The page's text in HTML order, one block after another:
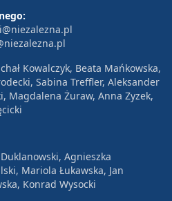
Kowalczyk, Beata Mańkowska,
Sabina Treffler, Aleksander
Magdalena Żuraw, Anna Zyzek,
Agnieszka
Mariola Łukawska, Jan
Konrad Wysocki